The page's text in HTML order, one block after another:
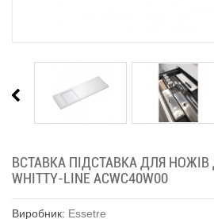
ВСТАВКА ПІДСТАВКА ДЛЯ НОЖІВ
WHITTY-LINE ACWC40W00
Виробник: Essetre